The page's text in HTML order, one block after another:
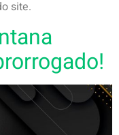
site.